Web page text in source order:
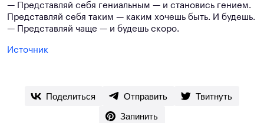
— Представляй себя гениальным — и становись гением.
Представляй себя таким — каким хочешь быть. И будешь.
— Представляй чаще — и будешь скоро.
Источник
Поделиться Отправить
Твитнуть
Запинить